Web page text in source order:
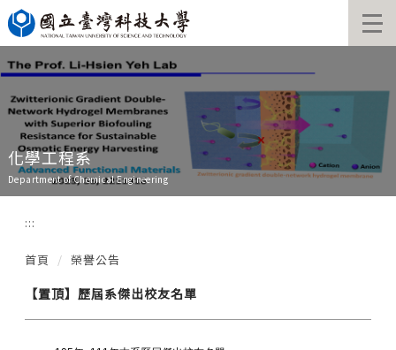
跳
到
主
要
內
容
區
化學工程系
Department of Chemical Engineering
:::
首頁 榮譽公告
【置頂】歷屆系傑出校友名單